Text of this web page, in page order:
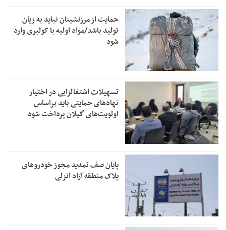
حمایت از مرزنشینان نباید به زیان
تولید باشد/مواد اولیه با کولبری وارد
شود
تسهیلات اشتغالزایی در اختیار
نهادهای حمایتی باید براساس
اولویت‌های گیلان پرداخت شود
پایان صف تمدید مجوز خودروهای
پلاک منطقه آزاد انزلی